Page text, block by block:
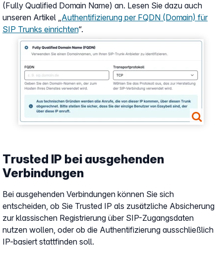
Show larger version
(Fully Qualified Domain Name) an. Lesen Sie dazu auch
unseren Artikel „Authentifizierung per FQDN (Domain) für
SIP Trunks einrichten“.
Trusted IP bei ausgehenden
Verbindungen
Bei ausgehenden Verbindungen können Sie sich
entscheiden, ob Sie Trusted IP als zusätzliche Absicherung
zur klassischen Registrierung über SIP-Zugangsdaten
nutzen wollen, oder ob die Authentifizierung ausschließlich
IP-basiert stattfinden soll.